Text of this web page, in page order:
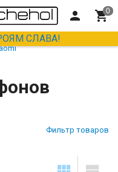
СЛАВА!
Фильтр товаров